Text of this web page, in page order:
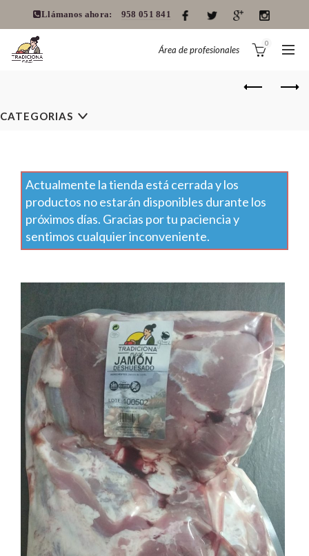
Llámanos ahora: 958 051 841
Área de profesionales
0
CATEGORIAS
Actualmente la tienda está cerrada y los
productos no estarán disponibles durante los
próximos días. Gracias por tu paciencia y
sentimos cualquier inconveniente.